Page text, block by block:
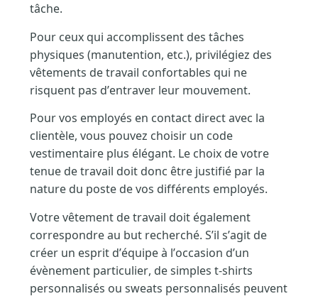
tâche.
Pour ceux qui accomplissent des tâches
physiques (manutention, etc.), privilégiez des
vêtements de travail confortables qui ne
risquent pas d’entraver leur mouvement.
Pour vos employés en contact direct avec la
clientèle, vous pouvez choisir un code
vestimentaire plus élégant. Le choix de votre
tenue de travail doit donc être justifié par la
nature du poste de vos différents employés.
Votre vêtement de travail doit également
correspondre au but recherché. S’il s’agit de
créer un esprit d’équipe à l’occasion d’un
évènement particulier, de simples t-shirts
personnalisés ou sweats personnalisés peuvent